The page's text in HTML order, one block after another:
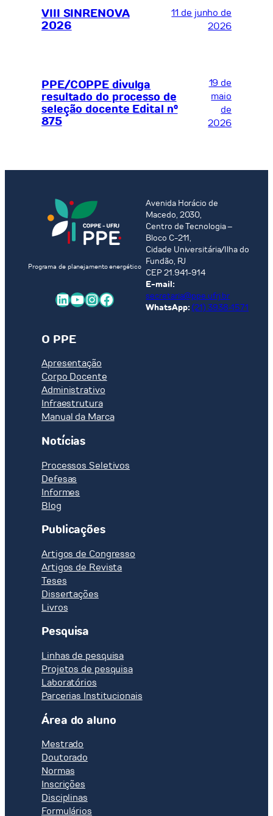
VIII SINRENOVA
2026
11 de junho de
2026
PPE/COPPE divulga
resultado do processo de
seleção docente Edital nº
875
19 de
maio
de
2026
Programa de planejamento energético
LinkedIn Youtube InstagramFacebook
Avenida Horácio de
Macedo, 2030,
Centro de Tecnologia –
Bloco C-211,
Cidade Universitária/Ilha do
Fundão, RJ
CEP 21.941-914
E-mail:
secretaria@ppe.ufrj.br
WhatsApp: (21) 3938-1571
O PPE
Apresentação
Corpo Docente
Administrativo
Infraestrutura
Manual da Marca
Notícias
Processos Seletivos
Defesas
Informes
Blog
Publicações
Artigos de Congresso
Artigos de Revista
Teses
Dissertações
Livros
Pesquisa
Linhas de pesquisa
Projetos de pesquisa
Laboratórios
Parcerias Institucionais
Área do aluno
Mestrado
Doutorado
Normas
Inscrições
Disciplinas
Formulários